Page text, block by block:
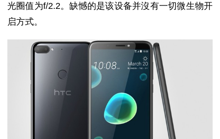
光圈值为f/2.2。缺憾的是该设备并沒有一切微生物开
启方式。